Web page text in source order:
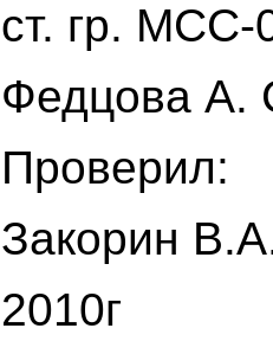
ст. гр. МСС-
Федцова А.
Проверил:
Закорин
2010г